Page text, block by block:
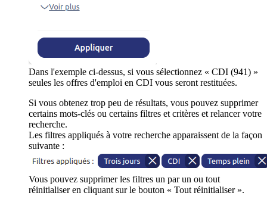
Dans l'exemple ci-dessus, si vous sélectionnez « CDI (941) »
seules les offres d'emploi en CDI vous seront restituées.
Si vous obtenez trop peu de résultats, vous pouvez supprimer
certains mots-clés ou certains filtres et critères et relancer votre
recherche.
Les filtres appliqués à votre recherche apparaissent de la façon
suivante :
Vous pouvez supprimer les filtres un par un ou tout
réinitialiser en cliquant sur le bouton « Tout réinitialiser ».